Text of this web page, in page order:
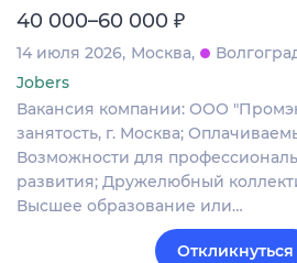
40 000–60 000 ₽
14 июля 2026 Москва
Jobers
Вакансия компании: ООО
занятость, г. Москва;
Возможности для
развития; Дружелюбный
Высшее образование или…
Откликнуться